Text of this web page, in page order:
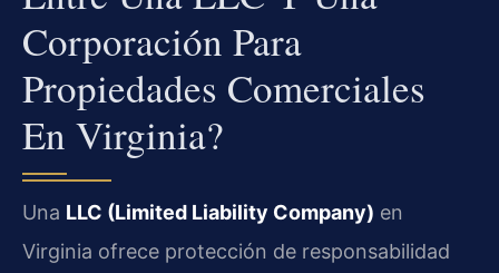
Corporación Para
Propiedades Comerciales
En Virginia?
Una LLC (Limited Liability Company) en
Virginia ofrece protección de responsabilidad